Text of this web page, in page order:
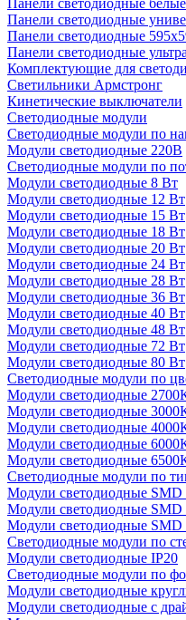
Панели светодиодные белые
Панели светодиодные
Панели светодиодные
Панели светодиодные
Комплектующие для
Светильники Армстронг
Кинетические выключатели
Светодиодные модули
Светодиодные модули по
Модули светодиодные 220В
Светодиодные модули по
Модули светодиодные 8 Вт
Модули светодиодные 12 Вт
Модули светодиодные 15 Вт
Модули светодиодные 18 Вт
Модули светодиодные 20 Вт
Модули светодиодные 24 Вт
Модули светодиодные 28 Вт
Модули светодиодные 36 Вт
Модули светодиодные 40 Вт
Модули светодиодные 48 Вт
Модули светодиодные 72 Вт
Модули светодиодные 80 Вт
Светодиодные модули по
Модули светодиодные
Модули светодиодные
Модули светодиодные
Модули светодиодные
Модули светодиодные
Светодиодные модули по
Модули светодиодные SMD
Модули светодиодные SMD
Модули светодиодные SMD
Светодиодные модули по
Модули светодиодные IP20
Светодиодные модули по
Модули светодиодные
Модули светодиодные с